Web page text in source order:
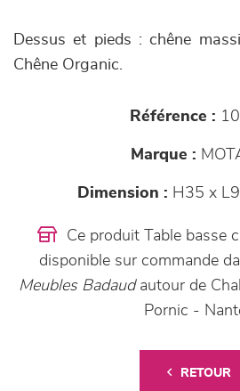
Dessus et pieds : chêne
Chêne Organic.
Référence :
Marque :
Dimension : H35 x
Ce produit Table basse
disponible sur commande
Meubles Badaudautour de
Pornic -
RETOUR